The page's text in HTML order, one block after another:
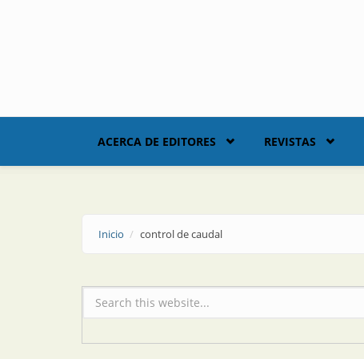
ACERCA DE EDITORES REVISTAS
Inicio control de caudal
Formulario de búsqueda